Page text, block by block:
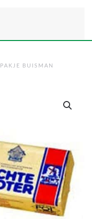
PAKJE BUISMAN